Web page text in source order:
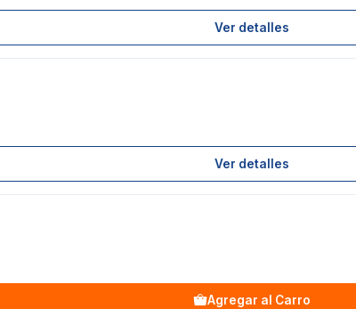
Ver detalles
Ver detalles
Agregar al Carro